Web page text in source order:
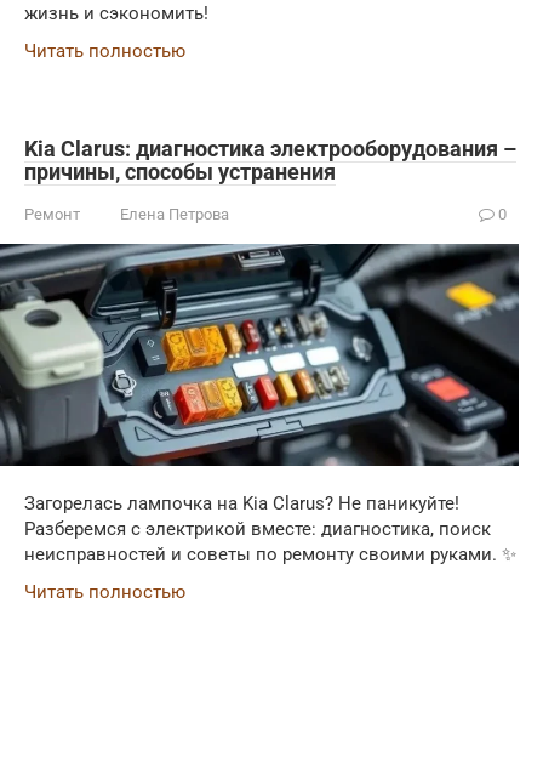
жизнь и сэкономить!
Читать полностью
Kia Clarus: диагностика электрооборудования –
причины‚ способы устранения
Ремонт Елена Петрова 0
Загорелась лампочка на Kia Clarus? Не паникуйте!
Разберемся с электрикой вместе: диагностика, поиск
неисправностей и советы по ремонту своими руками. ✨
Читать полностью